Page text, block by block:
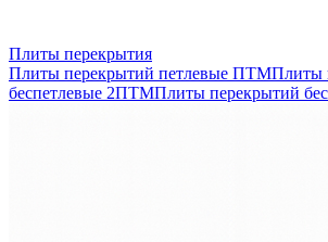
Плиты перекрытия
Плиты перекрытий петлевые ПТМПлиты
беспетлевые 2ПТМПлиты перекрытий